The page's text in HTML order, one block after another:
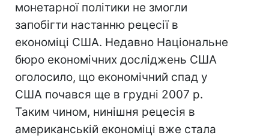
монетарної політики не змогли
запобігти настанню рецесії в
економіці США. Недавно Національне
бюро економічних досліджень США
оголосило, що економічний спад у
США почався ще в грудні 2007 р.
Таким чином, нинішня рецесія в
американській економіці вже стала